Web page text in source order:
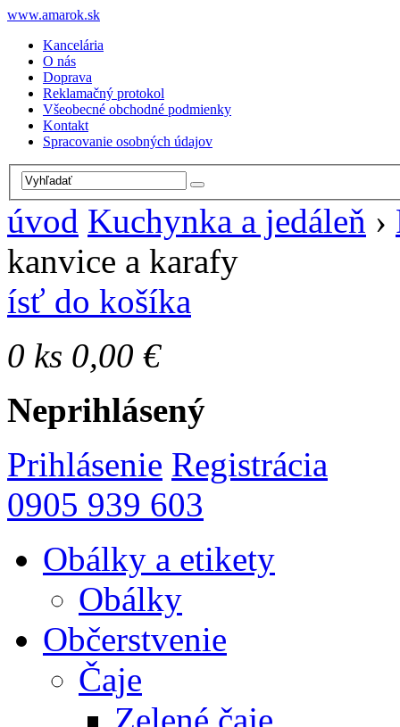
www.amarok.sk
Kancelária
O nás
Doprava
Reklamačný protokol
Všeobecné obchodné podmienky
Kontakt
Spracovanie osobných údajov
úvod Kuchynka a jedáleň ›
kanvice a karafy
ísť do košíka
0 ks 0,00 €
Neprihlásený
Prihlásenie Registrácia
0905 939 603
Obálky a etikety
Obálky
Občerstvenie
Čaje
Zelené čaje